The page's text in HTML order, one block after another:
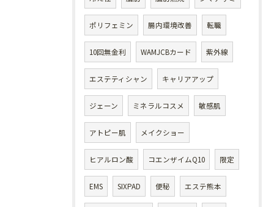
ポリフェミン 腸内環境改善 転職
10回無金利 WAMJCBカード 紫外線
エステティシャン キャリアアップ
ジェーン ミネラルコスメ 敏感肌
アトピー肌 メイクショー
ヒアルロン酸 コエンザイムQ10 限定
EMS SIXPAD 便秘 エステ熊本